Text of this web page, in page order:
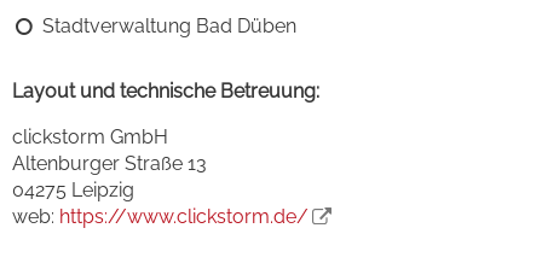
Stadtverwaltung Bad Düben
Layout und technische Betreuung:
clickstorm GmbH
Altenburger Straße 13
04275 Leipzig
web: https://www.clickstorm.de/